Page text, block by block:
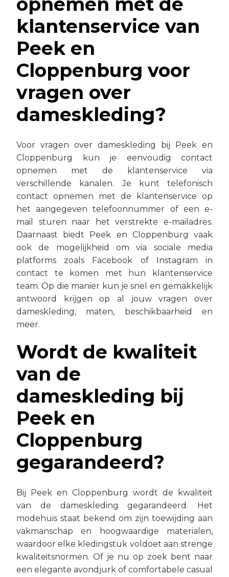
klantenservice van
Peek en
Cloppenburg voor
vragen over
dameskleding?
Voor vragen over dameskleding bij Peek en
Cloppenburg kun je eenvoudig contact
opnemen met de klantenservice via
verschillende kanalen. Je kunt telefonisch
contact opnemen met de klantenservice op
het aangegeven telefoonnummer of een e-
mail sturen naar het verstrekte e-mailadres.
Daarnaast biedt Peek en Cloppenburg vaak
ook de mogelijkheid om via sociale media
platforms zoals Facebook of Instagram in
contact te komen met hun klantenservice
team. Op die manier kun je snel en gemakkelijk
antwoord krijgen op al jouw vragen over
dameskleding, maten, beschikbaarheid en
meer.
Wordt de kwaliteit
van de
dameskleding bij
Peek en
Cloppenburg
gegarandeerd?
Bij Peek en Cloppenburg wordt de kwaliteit
van de dameskleding gegarandeerd. Het
modehuis staat bekend om zijn toewijding aan
vakmanschap en hoogwaardige materialen,
waardoor elke kledingstuk voldoet aan strenge
kwaliteitsnormen. Of je nu op zoek bent naar
een elegante avondjurk of comfortabele casual